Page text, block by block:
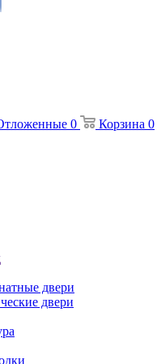
0 Корзина 0
двери
двери